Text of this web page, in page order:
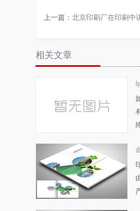
上一篇： 北京印刷厂在印刷中
相关文章